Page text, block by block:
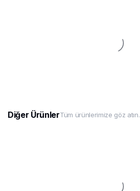
Diğer ÜrünlerTüm ürünlerimize göz atın.